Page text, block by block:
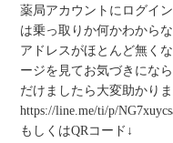
薬局アカウントにログイ
は乗っ取りか何かわから
アドレスがほとんど無く
ージを見てお気づきにな
だけましたら大変助かりま
https://line.me/ti/p/
もしくはQRコード↓